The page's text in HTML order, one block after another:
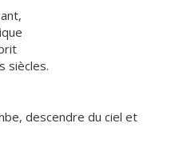
siècles.
descendre du ciel et